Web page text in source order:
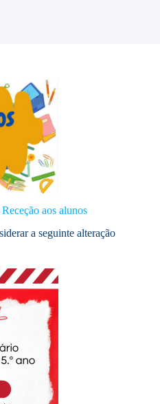
aos alunos
a seguinte alteração